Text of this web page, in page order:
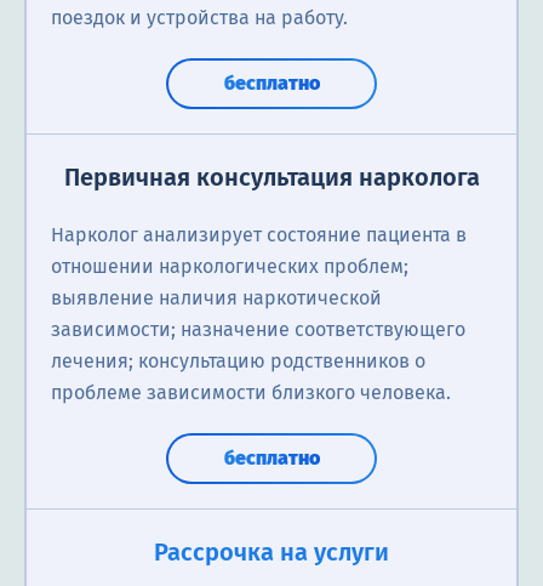
поездок и устройства на работу.
бесплатно
Первичная консультация нарколога
Нарколог анализирует состояние пациента в
отношении наркологических проблем;
выявление наличия наркотической
зависимости; назначение соответствующего
лечения; консультацию родственников о
проблеме зависимости близкого человека.
бесплатно
Рассрочка на услуги